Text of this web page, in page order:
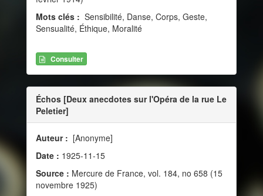
Mots clés : Sensibilité, Danse, Corps, Geste,
Sensualité, Éthique, Moralité
Consulter
Échos [Deux anecdotes sur l'Opéra de la rue Le
Peletier]
Auteur : [Anonyme]
Date : 1925-11-15
Source : Mercure de France, vol. 184, no 658 (15
novembre 1925)